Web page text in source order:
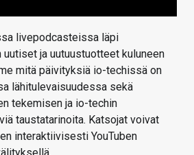
livepodcasteissa läpi
uutiset ja uutuustuotteet kuluneen
mitä päivityksiä io-techissä on
lähitulevaisuudessa sekä
tekemisen ja io-techin
taustatarinoita. Katsojat voivat
interaktiivisesti YouTuben